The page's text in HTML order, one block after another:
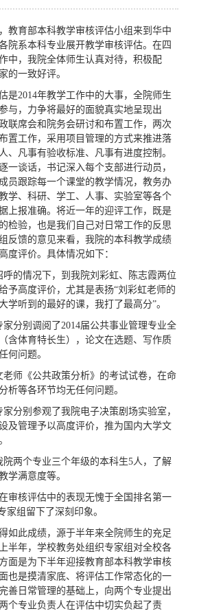
教育部本科教学审核评估小组来到华中
院系本科专业展开教学审核评估。在四
中，我院全体师生认真对待，积极配
的一致好评。
是2014年教学工作中的大事，全院师生
与，力争将最好的面貌真实地呈现出
联席会和院务会研讨和布置工作，两次
置工作，采用项目管理的方式来推进落
、凡事有验收标准、凡事有进度控制。
一谈话，书记深入每个支部进行动员，
员跟踪每一个课堂的教学情况，教务办
学、科研、学工、人事、实验室等各个
上报准确。将近一年的迎评工作，既是
检验，也是我们自己对日常工作的反思
反馈的意见来看，我院的本科教学成绩
度评价。具体情况如下：
呼的情况下，到我院刘彩虹、陈志霞两位
予高度评价，尤其是表扬“刘彩虹老师的
学听到的最好的课，我打了最高分”。
家分别调阅了2014届公共事业管理专业全
含体育特长生），论文在选题、写作质
何问题。
老师《公共政策分析》的考试试卷，在命
析等各环节均无任何问题。
分别参观了我院电子决策剧场实验室，
及管理予以高度评价，推为国内大学文
院两个专业三个年级的本科生5人，了解
学满意度等。
审核评估中的表现无愧于全国排名第一
家组留下了深刻印象。
如此成绩，源于半年来全院师生的充足
半年，学校教务处组织专家组对全校各
面是为下半年迎接教育部本科教学审核
也是摸清家底、将评估工作常态化的一
善日常管理的基础上，向两个专业提出
个专业负责人在评估中切实负起了责